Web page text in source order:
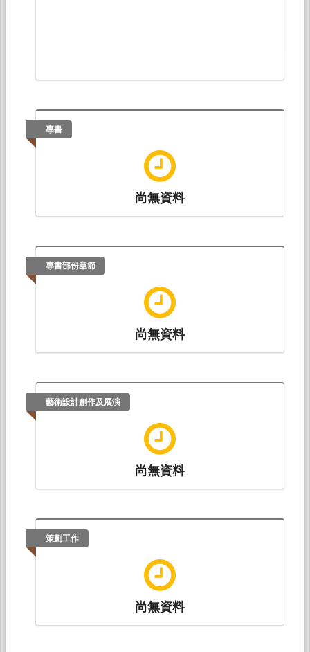
專書
尚無資料
專書部份章節
尚無資料
藝術設計創作及展演
尚無資料
策劃工作
尚無資料